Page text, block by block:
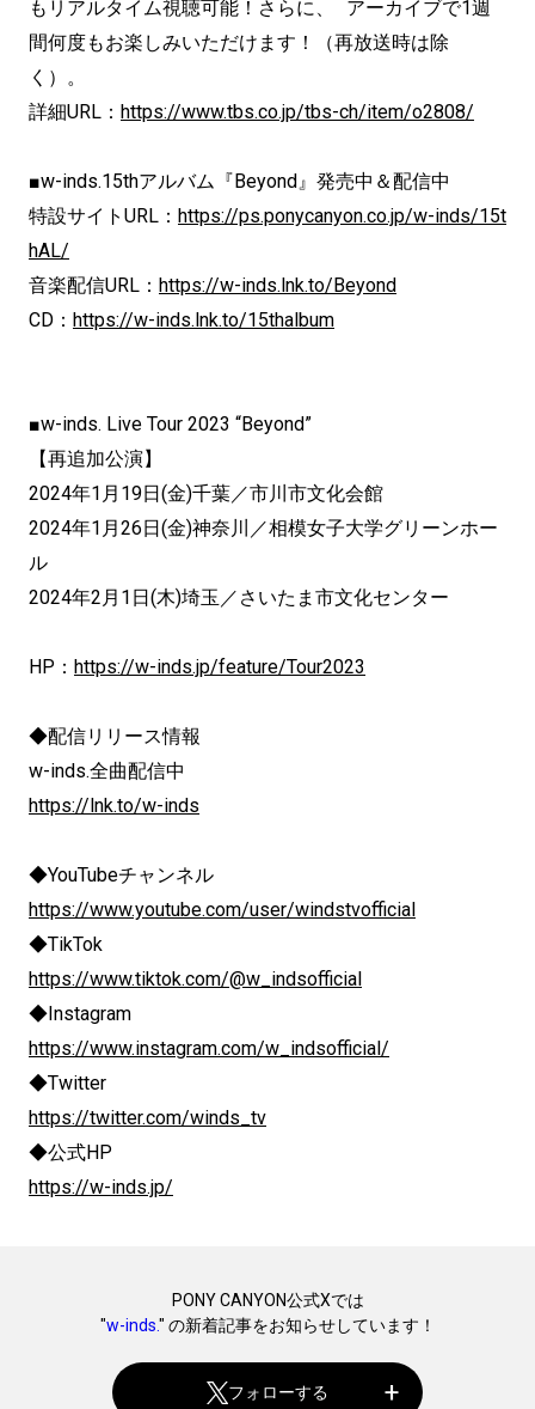
もリアルタイム視聴可能！さらに、 アーカイブで1週
間何度もお楽しみいただけます！（再放送時は除
く）。
詳細URL： https://www.tbs.co.jp/tbs-ch/item/o2808/
■w-inds.15thアルバム『Beyond』発売中＆配信中
特設サイトURL： https://ps.ponycanyon.co.jp/w-inds/15t
hAL/
音楽配信URL： https://w-inds.lnk.to/Beyond
CD： https://w-inds.lnk.to/15thalbum
■w-inds. Live Tour 2023 “Beyond”
【再追加公演】
2024年1月19日(金)千葉／市川市文化会館
2024年1月26日(金)神奈川／相模女子大学グリーンホー
ル
2024年2月1日(木)埼玉／さいたま市文化センター
HP： https://w-inds.jp/feature/Tour2023
◆配信リリース情報
w-inds.全曲配信中
https://lnk.to/w-inds
◆YouTubeチャンネル
https://www.youtube.com/user/windstvofficial
◆TikTok
https://www.tiktok.com/@w_indsofficial
◆Instagram
https://www.instagram.com/w_indsofficial/
◆Twitter
https://twitter.com/winds_tv
◆公式HP
https://w-inds.jp/
PONY CANYON公式Xでは
"w-inds." の新着記事をお知らせしています！
フォローする